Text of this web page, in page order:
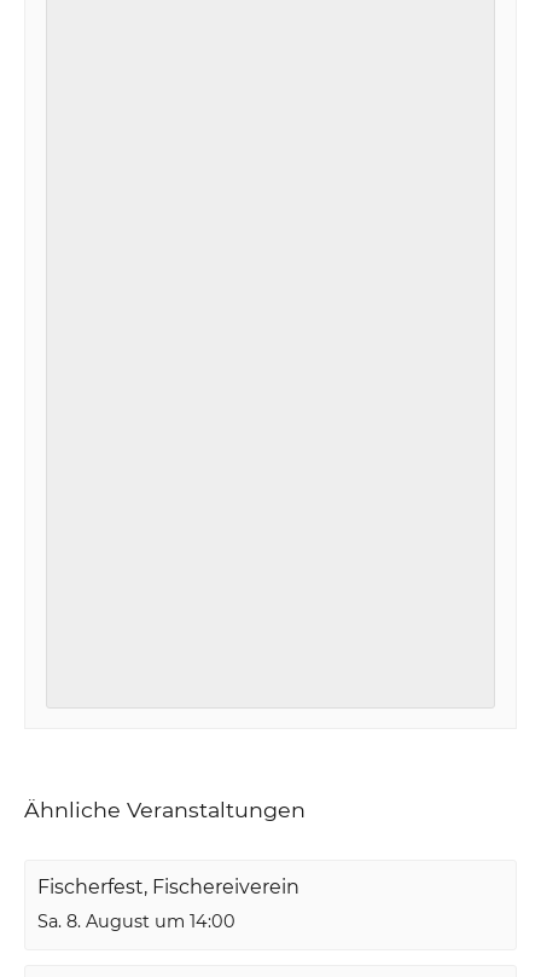
Ähnliche Veranstaltungen
Fischerfest, Fischereiverein
Sa. 8. August um 14:00